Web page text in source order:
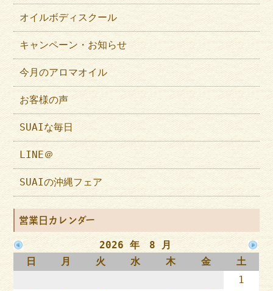
オイルボディスクール
キャンペーン・お知らせ
今月のアロマオイル
お客様の声
SUAIな毎日
LINE＠
SUAIの沖縄フェア
営業日カレンダー
2026 年 8 月
日
月 火 水 木 金
土
1